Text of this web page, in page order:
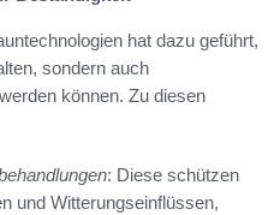
hat dazu geführt,
sondern auch
können. Zu diesen
: Diese schützen
und Witterungseinflüssen,